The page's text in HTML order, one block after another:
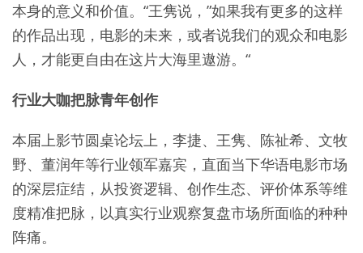
本身的意义和价值。“王隽说，”如果我有更多的这样
的作品出现，电影的未来，或者说我们的观众和电影
人，才能更自由在这片大海里遨游。“
行业大咖把脉青年创作
本届上影节圆桌论坛上，李捷、王隽、陈祉希、文牧
野、董润年等行业领军嘉宾，直面当下华语电影市场
的深层症结，从投资逻辑、创作生态、评价体系等维
度精准把脉，以真实行业观察复盘市场所面临的种种
阵痛。